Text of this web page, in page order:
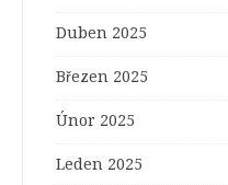
Duben 2025
Březen 2025
Únor 2025
Leden 2025